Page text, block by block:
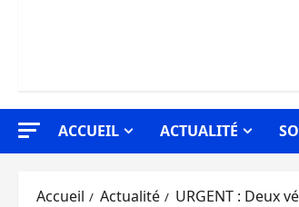
ACCUEIL ACTUALITÉ
Accueil Actualité URGENT : Deux